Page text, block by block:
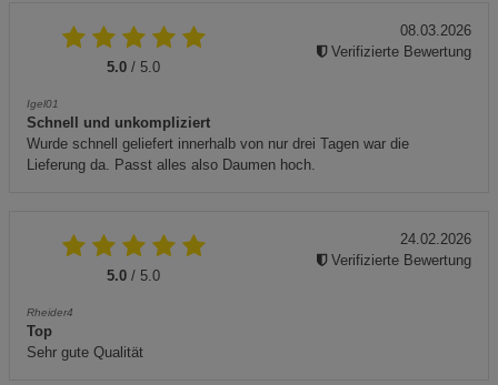
5.0 / 5.0
Igel01
Schnell und unkompliziert
Wurde schnell geliefert innerhalb von nur drei Tagen war die
Lieferung da. Passt alles also Daumen hoch.
08.03.2026
Verifizierte Bewertung
5.0 / 5.0
Rheider4
Top
Sehr gute Qualität
24.02.2026
Verifizierte Bewertung